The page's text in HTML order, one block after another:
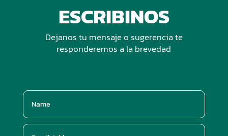
ESCRIBINOS
Dejanos tu mensaje o sugerencia te
responderemos a la brevedad